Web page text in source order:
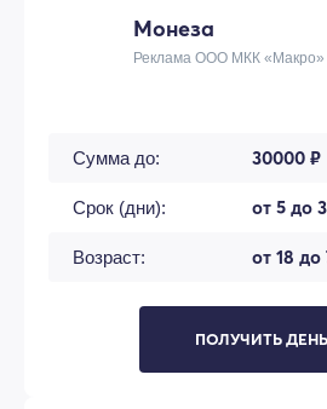
Монеза
Реклама ООО МКК «Макро»
Сумма до: 30000 ₽
Срок (дни): от 5 до
Возраст: от 18 до
ПОЛУЧИТЬ